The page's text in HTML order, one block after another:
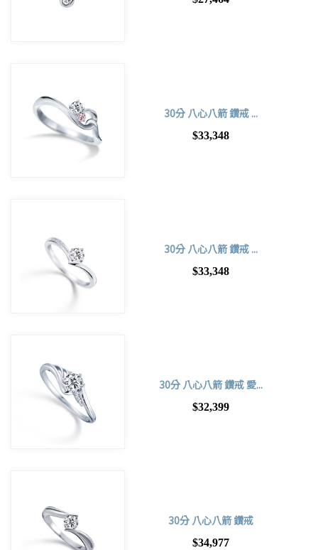
30分 八心八箭 鑽戒 ...
$33,348
30分 八心八箭 鑽戒 ...
$33,348
30分 八心八箭 鑽戒 愛...
$32,399
30分 八心八箭 鑽戒
$34,977